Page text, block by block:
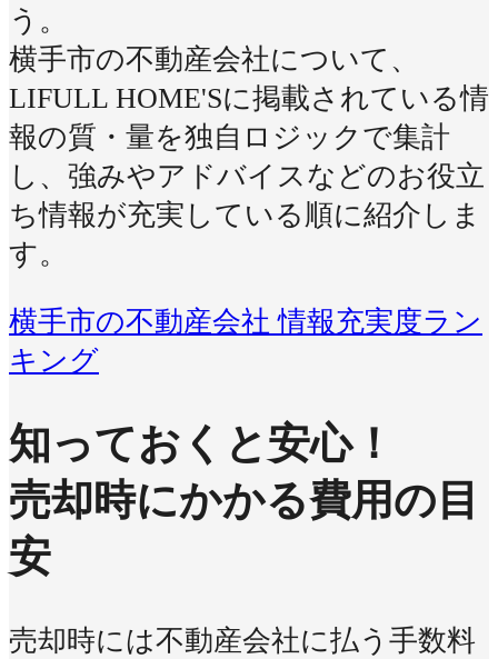
う。
横手市の不動産会社について、
LIFULL HOME'Sに掲載されている情
報の質・量を独自ロジックで集計
し、強みやアドバイスなどのお役立
ち情報が充実している順に紹介しま
す。
横手市の不動産会社 情報充実度ラン
キング
知っておくと安心！
売却時にかかる費用の目
安
売却時には不動産会社に払う手数料